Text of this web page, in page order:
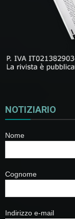
NOTIZIARIO
Nome
Cognome
Indirizzo e-mail